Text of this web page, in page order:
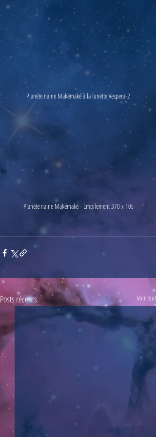
Planète naine Makémaké à la lunette Vespera-2
Planète naine Makémaké - Empilement 370 x 10s
Posts récents Voir tout